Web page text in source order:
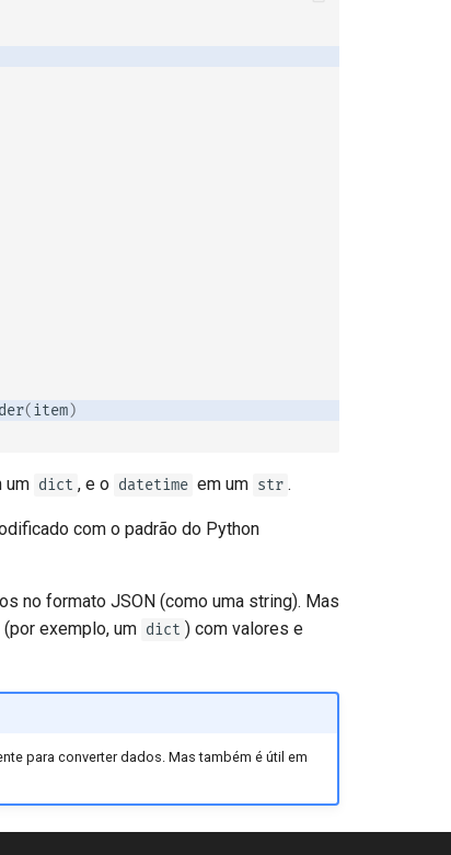
(item)
um dict , e o datetime em um str .
com o padrão do Python
no formato JSON (como uma string). Mas
exemplo, um dict ) com valores e
para converter dados. Mas também é útil em